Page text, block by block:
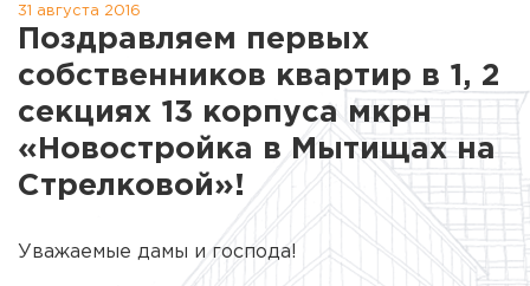
31 августа 2016
Поздравляем первых
собственников квартир в 1, 2
секциях 13 корпуса мкрн
«Новостройка в Мытищах на
Стрелковой»!
Уважаемые дамы и господа!